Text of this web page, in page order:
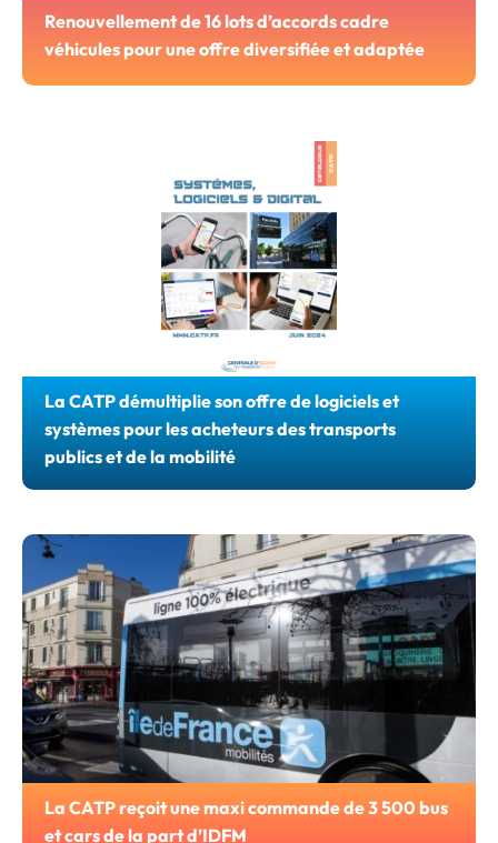
Renouvellement de 16 lots d’accords cadre
véhicules pour une offre diversifiée et adaptée
Ces renouvellements diversifient l’offre proposée par la
La CATP démultiplie son offre de logiciels et
systèmes pour les acheteurs des transports
publics et de la mobilité
Dans le cadre de son engagement continu à apporter des
entreprises de transports publics, la Centrale d’Achat du
Transport Public (CATP) a décidé d’étoffer de manière
significative son offre de logiciels et systèmes au sein
d’un nouveau catalogue.
La CATP reçoit une maxi commande de 3 500 bus
et cars de la part d’IDFM